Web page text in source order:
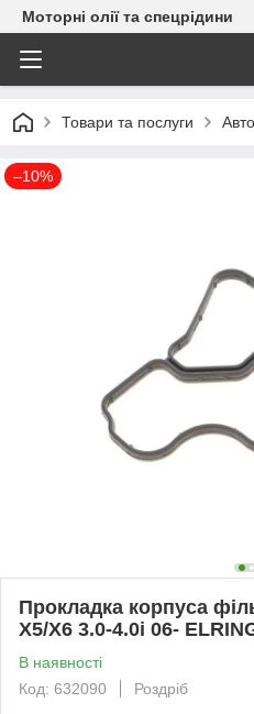
Моторні олії та спецрідини
Товари та послуги
–10%
Прокладка корпуса
X5/X6 3.0-4.0i 06-
В наявності
Код: 632090
Роздріб